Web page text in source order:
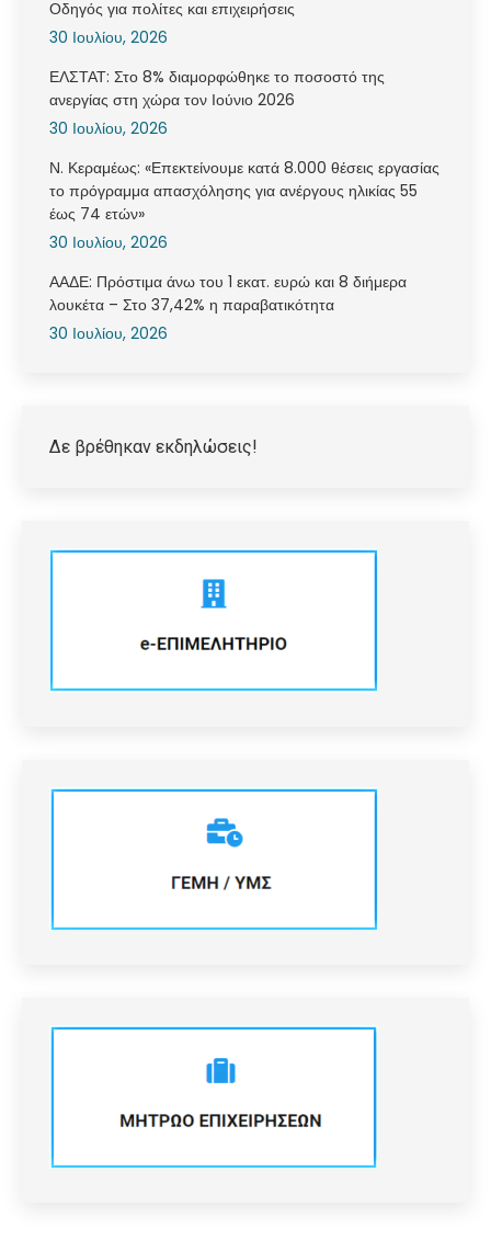
Οδηγός για πολίτες και επιχειρήσεις
30 Ιουλίου, 2026
ΕΛΣΤΑΤ: Στο 8% διαμορφώθηκε το ποσοστό της
ανεργίας στη χώρα τον Ιούνιο 2026
30 Ιουλίου, 2026
Ν. Κεραμέως: «Επεκτείνουμε κατά 8.000 θέσεις εργασίας
το πρόγραμμα απασχόλησης για ανέργους ηλικίας 55
έως 74 ετών»
30 Ιουλίου, 2026
ΑΑΔΕ: Πρόστιμα άνω του 1 εκατ. ευρώ και 8 διήμερα
λουκέτα – Στο 37,42% η παραβατικότητα
30 Ιουλίου, 2026
Δε βρέθηκαν εκδηλώσεις!